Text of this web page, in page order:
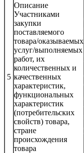
5
Описание
Участниками
закупки
поставляемого
товара/оказываемых
услуг/выполняемых
работ, их
количественных и
качественных
характеристик,
функциональных
характеристик
(потребительских
свойств) товара,
стране
происхождения
товара